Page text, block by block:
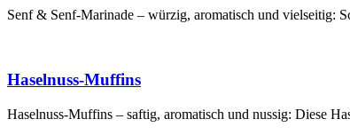
Senf & Senf-Marinade – würzig, aromatisch und vielseitig:
Haselnuss-Muffins
Haselnuss-Muffins – saftig, aromatisch und nussig: Diese